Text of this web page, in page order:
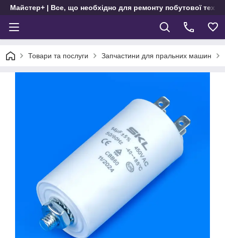
Майстер+ | Все, що необхідно для ремонту побутової
Товари та послуги Запчастини для пральних машин